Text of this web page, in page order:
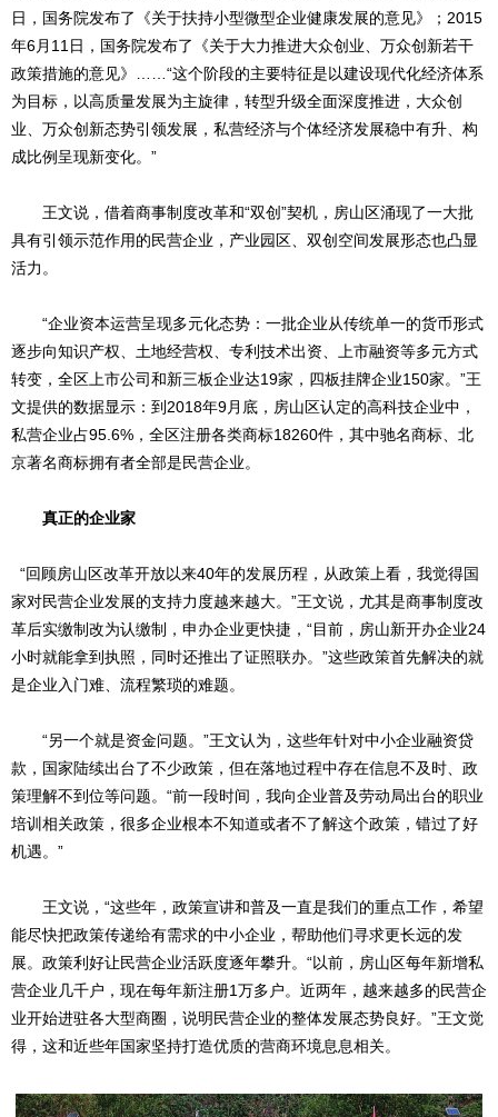
日，国务院发布了《关于扶持小型微型企业健康发展的意见》；2015
年6月11日，国务院发布了《关于大力推进大众创业、万众创新若干
政策措施的意见》……“这个阶段的主要特征是以建设现代化经济体系
为目标，以高质量发展为主旋律，转型升级全面深度推进，大众创
业、万众创新态势引领发展，私营经济与个体经济发展稳中有升、构
成比例呈现新变化。”
王文说，借着商事制度改革和“双创”契机，房山区涌现了一大批
具有引领示范作用的民营企业，产业园区、双创空间发展形态也凸显
活力。
“企业资本运营呈现多元化态势：一批企业从传统单一的货币形式
逐步向知识产权、土地经营权、专利技术出资、上市融资等多元方式
转变，全区上市公司和新三板企业达19家，四板挂牌企业150家。”王
文提供的数据显示：到2018年9月底，房山区认定的高科技企业中，
私营企业占95.6%，全区注册各类商标18260件，其中驰名商标、北
京著名商标拥有者全部是民营企业。
真正的企业家
“回顾房山区改革开放以来40年的发展历程，从政策上看，我觉得国
家对民营企业发展的支持力度越来越大。”王文说，尤其是商事制度改
革后实缴制改为认缴制，申办企业更快捷，“目前，房山新开办企业24
小时就能拿到执照，同时还推出了证照联办。”这些政策首先解决的就
是企业入门难、流程繁琐的难题。
“另一个就是资金问题。”王文认为，这些年针对中小企业融资贷
款，国家陆续出台了不少政策，但在落地过程中存在信息不及时、政
策理解不到位等问题。“前一段时间，我向企业普及劳动局出台的职业
培训相关政策，很多企业根本不知道或者不了解这个政策，错过了好
机遇。”
王文说，“这些年，政策宣讲和普及一直是我们的重点工作，希望
能尽快把政策传递给有需求的中小企业，帮助他们寻求更长远的发
展。政策利好让民营企业活跃度逐年攀升。“以前，房山区每年新增私
营企业几千户，现在每年新注册1万多户。近两年，越来越多的民营企
业开始进驻各大型商圈，说明民营企业的整体发展态势良好。”王文觉
得，这和近些年国家坚持打造优质的营商环境息息相关。